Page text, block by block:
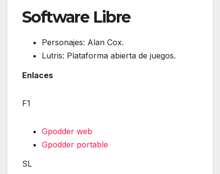
Software Libre
Personajes: Alan Cox.
Lutris: Plataforma abierta de juegos.
Enlaces
F1
Gpodder web
Gpodder portable
SL